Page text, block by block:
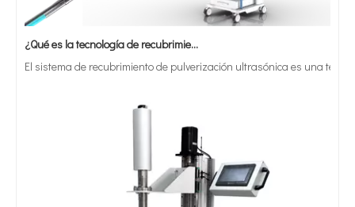
¿Qué es la tecnología de recubrimiento por pulverización ultrasónica de endoscopio semiconductor?
El sistema de recubrimiento de pulverización ultrasónica es una